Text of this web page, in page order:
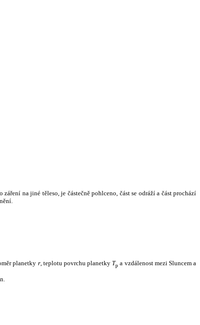
na jiné těleso, je částečně pohlceno, část se odráží a část prochází
planetky r, teplotu povrchu planetky Tp a vzdálenost mezi Sluncem a